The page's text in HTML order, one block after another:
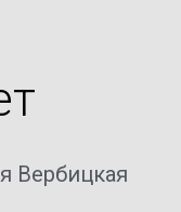
Вербицкая